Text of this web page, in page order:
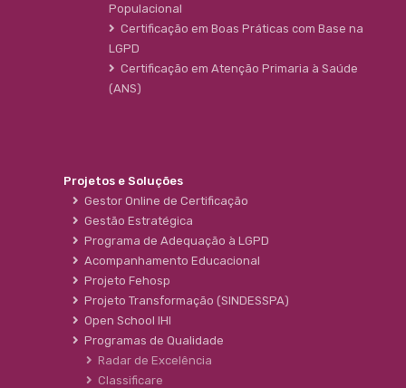
Populacional
Certificação em Boas Práticas com Base na
LGPD
Certificação em Atenção Primaria à Saúde
(ANS)
Projetos e Soluções
Gestor Online de Certificação
Gestão Estratégica
Programa de Adequação à LGPD
Acompanhamento Educacional
Projeto Fehosp
Projeto Transformação (SINDESSPA)
Open School IHI
Programas de Qualidade
Radar de Excelência
Classificare